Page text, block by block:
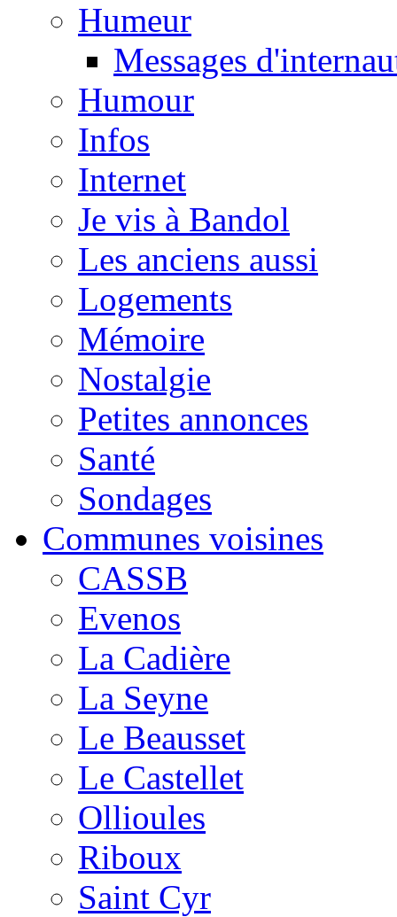
Humeur
Messages
Humour
Infos
Internet
Je vis à Bandol
Les anciens aussi
Logements
Mémoire
Nostalgie
Petites annonces
Santé
Sondages
Communes voisines
CASSB
Evenos
La Cadière
La Seyne
Le Beausset
Le Castellet
Ollioules
Riboux
Saint Cyr